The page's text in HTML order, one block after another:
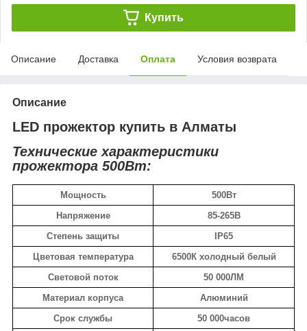
Купить
Описание Доставка Оплата Условия возврата
Описание
LED прожектор купить в Алматы
Технические характеристики
прожектора 500Вт:
Мощность
500Вт
Напряжение
85-265В
Степень защиты
IP65
Цветовая температура
6500К холодный белый
Световой поток
50 000ЛМ
Материал корпуса
Алюминий
Срок службы
50 000часов